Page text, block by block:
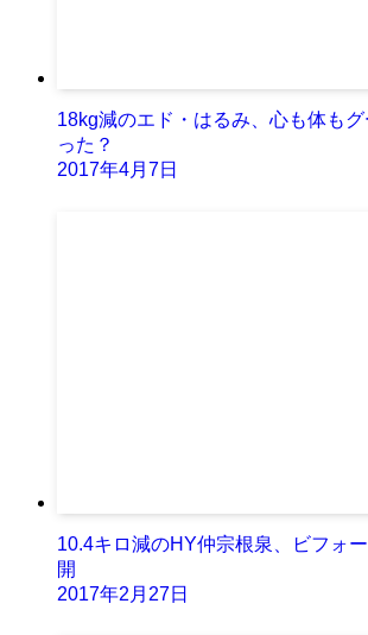
18kg減のエド・はるみ、心も体も
った？
2017年4月7日
10.4キロ減のHY仲宗根泉、ビフォ
開
2017年2月27日